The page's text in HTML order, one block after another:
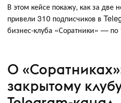
В этом кейсе покажу, как за
привели 310 подписчиков в
бизнес-клуба «Соратники» — по
О
закрытому